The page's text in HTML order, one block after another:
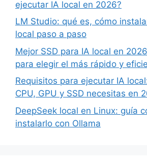
ejecutar IA local en 2026?
LM Studio: qué es, cómo
local paso a paso
Mejor SSD para IA local en
para elegir el más rápido y
Requisitos para ejecutar IA
CPU, GPU y SSD necesitas en
DeepSeek local en Linux: guía
instalarlo con Ollama